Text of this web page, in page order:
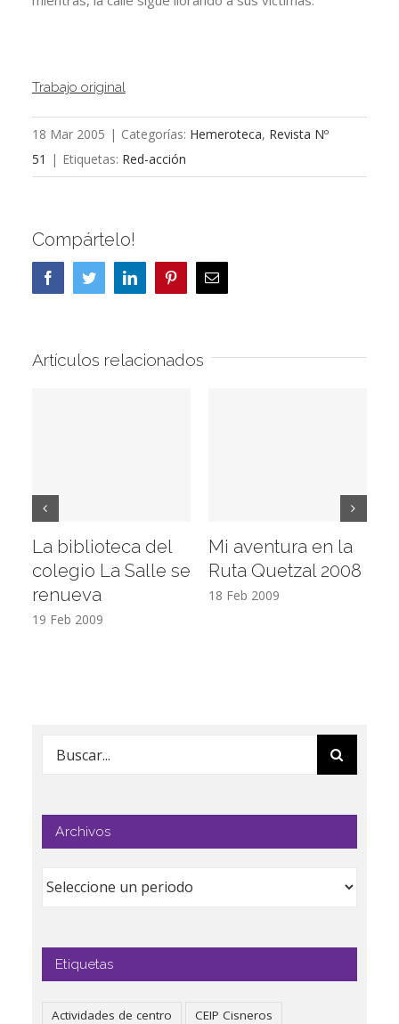
Trabajo original
18 Mar 2005 | Categorías: Hemeroteca, Revista Nº
51 | Etiquetas: Red-acción
Compártelo!
FacebookTwitterLinkedInPinterestCorreo
electrónico
Artículos relacionados
La biblioteca del
colegio La Salle se
renueva
19 Feb 2009
Mi aventura en la
Ruta Quetzal 2008
18 Feb 2009
Buscar:
Archivos
Etiquetas
Actividades de centro
CEIP Cisneros